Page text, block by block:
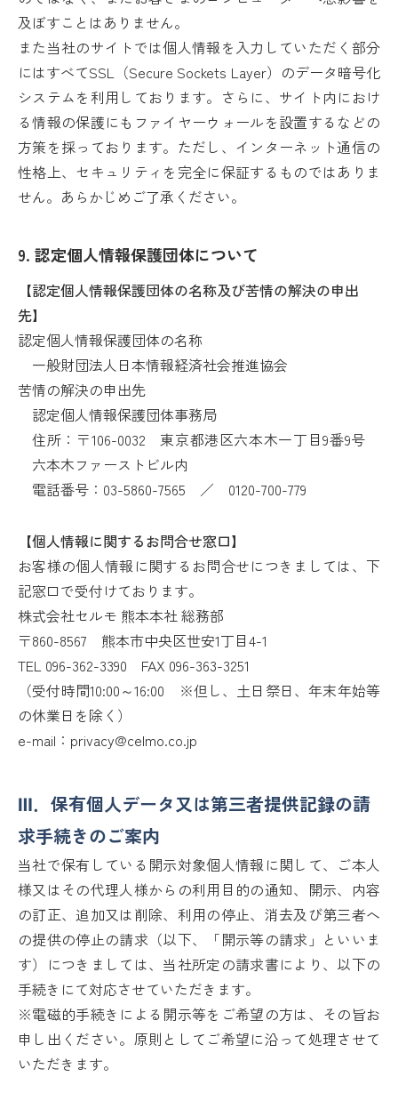
及ぼすことはありません。
また当社のサイトでは個人情報を入力していただく部分
にはすべてSSL（Secure Sockets Layer）のデータ暗号化
システムを利用しております。さらに、サイト内におけ
る情報の保護にもファイヤーウォールを設置するなどの
方策を採っております。ただし、インターネット通信の
性格上、セキュリティを完全に保証するものではありま
せん。あらかじめご了承ください。
9. 認定個人情報保護団体について
【認定個人情報保護団体の名称及び苦情の解決の申出
先】
認定個人情報保護団体の名称
一般財団法人日本情報経済社会推進協会
苦情の解決の申出先
認定個人情報保護団体事務局
住所：〒106-0032 東京都港区六本木一丁目9番9号
六本木ファーストビル内
電話番号： 03-5860-7565 ／ 0120-700-779
【個人情報に関するお問合せ窓口】
お客様の個人情報に関するお問合せにつきましては、下
記窓口で受付けております。
株式会社セルモ 熊本本社 総務部
〒860-8567 熊本市中央区世安1丁目4-1
TEL 096-362-3390
FAX 096-363-3251
（受付時間10:00～16:00 ※但し、土日祭日、年末年始等
の休業日を除く）
e-mail：privacy@celmo.co.jp
Ⅲ．保有個人データ又は第三者提供記録の請
求手続きのご案内
当社で保有している開示対象個人情報に関して、ご本人
様又はその代理人様からの利用目的の通知、開示、内容
の訂正、追加又は削除、利用の停止、消去及び第三者へ
の提供の停止の請求（以下、「開示等の請求」といいま
す）につきましては、当社所定の請求書により、以下の
手続きにて対応させていただきます。
※電磁的手続きによる開示等をご希望の方は、その旨お
申し出ください。原則としてご希望に沿って処理させて
いただきます。